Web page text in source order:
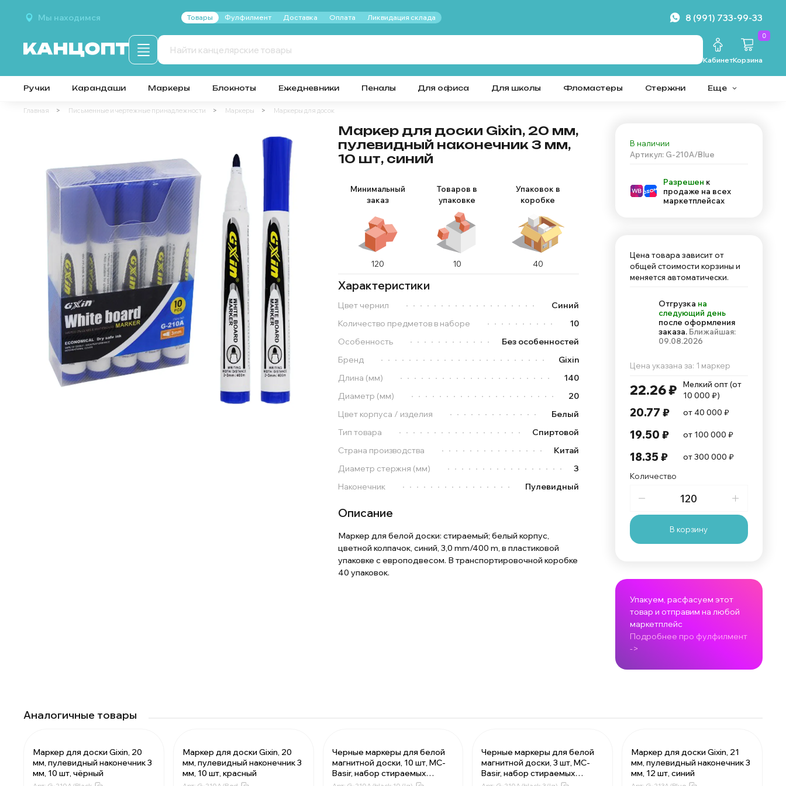
Мы находимся Товары Фулфилмент Доставка Оплата Ликвидация склада 8 (991) 733-99-33
КабинетКорзина
0
Ручки Карандаши Маркеры Блокноты Ежедневники Пеналы Для офиса Для школы Фломастеры Стержни Еще
Главная Письменные и чертежные принадлежности Маркеры Маркеры для досок
В наличии
Артикул: G-210A/Blue
Разрешен к
продаже на всех
маркетплейсах
Цена товара зависит от
общей стоимости корзины и
меняется автоматически.
Отгрузка на
следующий день
после оформления
заказа. Ближайшая:
09.08.2026
Цена указана за: 1 маркер
22.26 ₽
Мелкий опт (от
10 000 ₽)
20.77 ₽ от 40 000 ₽
19.50 ₽ от 100 000 ₽
18.35 ₽ от 300 000 ₽
Количество
В корзину
Упакуем, расфасуем этот
товар и отправим на любой
маркетплейс
Подробнее про фулфилмент
->
Маркер для доски Gixin, 20 мм,
пулевидный наконечник 3 мм,
10 шт, синий
Минимальный
заказ
Товаров в
упаковке
Упаковок в
коробке
120 10 40
Характеристики
Цвет чернил
Синий
Количество предметов в наборе
10
Особенность
Без особенностей
Бренд
Gixin
Длина (мм)
140
Диаметр (мм)
20
Цвет корпуса / изделия
Белый
Тип товара
Спиртовой
Страна производства
Китай
Диаметр стержня (мм)
3
Наконечник
Пулевидный
Описание
Маркер для белой доски: стираемый; белый корпус,
цветной колпачок, синий, 3,0 mm/400 m, в пластиковой
упаковке с европодвесом. В транспортировочной коробке
40 упаковок.
Аналогичные товары
Маркер для доски Gixin, 20
мм, пулевидный наконечник 3
мм, 10 шт, чёрный
За 1 маркер:
22.26 ₽
Мин. 120 шт:
2671.2 ₽
Маркер для доски Gixin, 20
мм, пулевидный наконечник 3
мм, 10 шт, красный
За 1 маркер:
22.26 ₽
Мин. 120 шт:
2671.2 ₽
Черные маркеры для белой
магнитной доски, 10 шт, MC-
Basir, набор стираемых
фломастеров для магнитно-
Черные маркеры для белой
магнитной доски, 3 шт, MC-
Basir, набор стираемых
фломастеров для магнитно-
Маркер для доски Gixin, 21
мм, пулевидный наконечник 3
мм, 12 шт, синий
За 1 маркер:
19.33 ₽
Мин. 144 шт: